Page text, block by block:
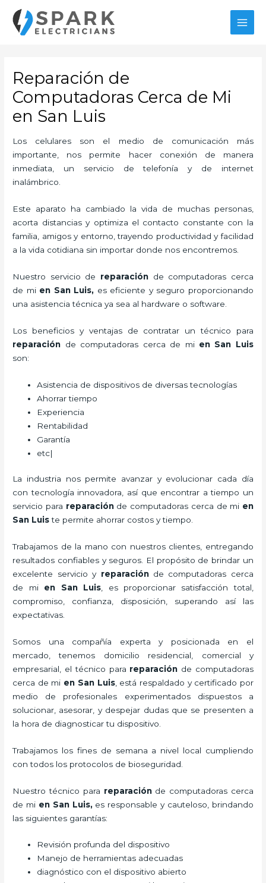
contenido
Reparación de
Computadoras Cerca de Mi
en San Luis
Los celulares son el medio de comunicación más
importante, nos permite hacer conexión de manera
inmediata, un servicio de telefonía y de internet
inalámbrico.
Este aparato ha cambiado la vida de muchas personas,
acorta distancias y optimiza el contacto constante con la
familia, amigos y entorno, trayendo productividad y facilidad
a la vida cotidiana sin importar donde nos encontremos.
Nuestro servicio de reparación de computadoras cerca
de mien San Luis, es eficiente y seguro proporcionando
una asistencia técnica ya sea al hardware o software.
Los beneficios y ventajas de contratar un técnico para
reparación de computadoras cerca de mi en San Luis
son:
Asistencia de dispositivos de diversas tecnologías
Ahorrar tiempo
Experiencia
Rentabilidad
Garantía
etc|
La industria nos permite avanzar y evolucionar cada día
con tecnología innovadora, así que encontrar a tiempo un
servicio para reparaciónde computadoras cerca de mi en
San Luiste permite ahorrar costos y tiempo.
Trabajamos de la mano con nuestros clientes, entregando
resultados confiables y seguros. El propósito de brindar un
excelente servicio y reparaciónde computadoras cerca
de mi en San Luis , es proporcionar satisfacción total,
compromiso, confianza, disposición, superando así las
expectativas.
Somos una compañía experta y posicionada en el
mercado, tenemos domicilio residencial, comercial y
empresarial, el técnico para reparación de computadoras
cerca de mi en San Luis, está respaldado y certificado por
medio de profesionales experimentados dispuestos a
solucionar, asesorar, y despejar dudas que se presenten a
la hora de diagnosticar tu dispositivo.
Trabajamos los fines de semana a nivel local cumpliendo
con todos los protocolos de bioseguridad.
Nuestro técnico para reparaciónde computadoras cerca
de mi en San Luis, es responsable y cauteloso, brindando
las siguientes garantías:
Revisión profunda del dispositivo
Manejo de herramientas adecuadas
diagnóstico con el dispositivo abierto